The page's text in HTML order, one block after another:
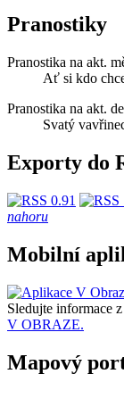
Pranostiky
Pranostika na akt.
Ať si kdo
Pranostika na akt.
Svatý
Exporty do
nahoru
Mobilní
Sledujte informace
V OBRAZE.
Mapový